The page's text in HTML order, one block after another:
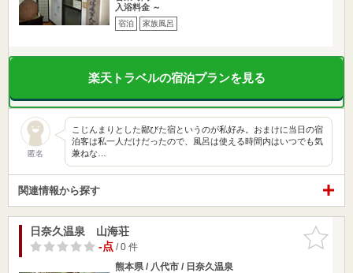
入浴料金 ～
宿泊 家族風呂
楽天トラベルの宿泊プランを見る
匿名
こじんまりとした鄙びた宿というのが私好み。おまけに当日の宿
泊客は私一人だけだったので、風呂は使える時間内はいつでも気
兼ねな…
関連情報から探す
お気に入
りに追加
日奈久温泉 山海荘
-点/ 0 件
熊本県 / 八代市 / 日奈久温泉